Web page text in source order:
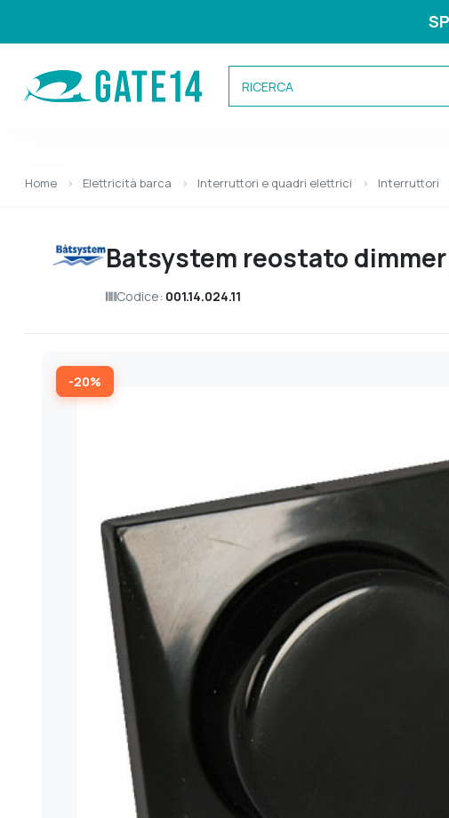
Categorie
Home Elettricità barca Interruttori e quadri elettrici Interruttori
Batsystem reostato
Codice: 001.14.024.11
-20%